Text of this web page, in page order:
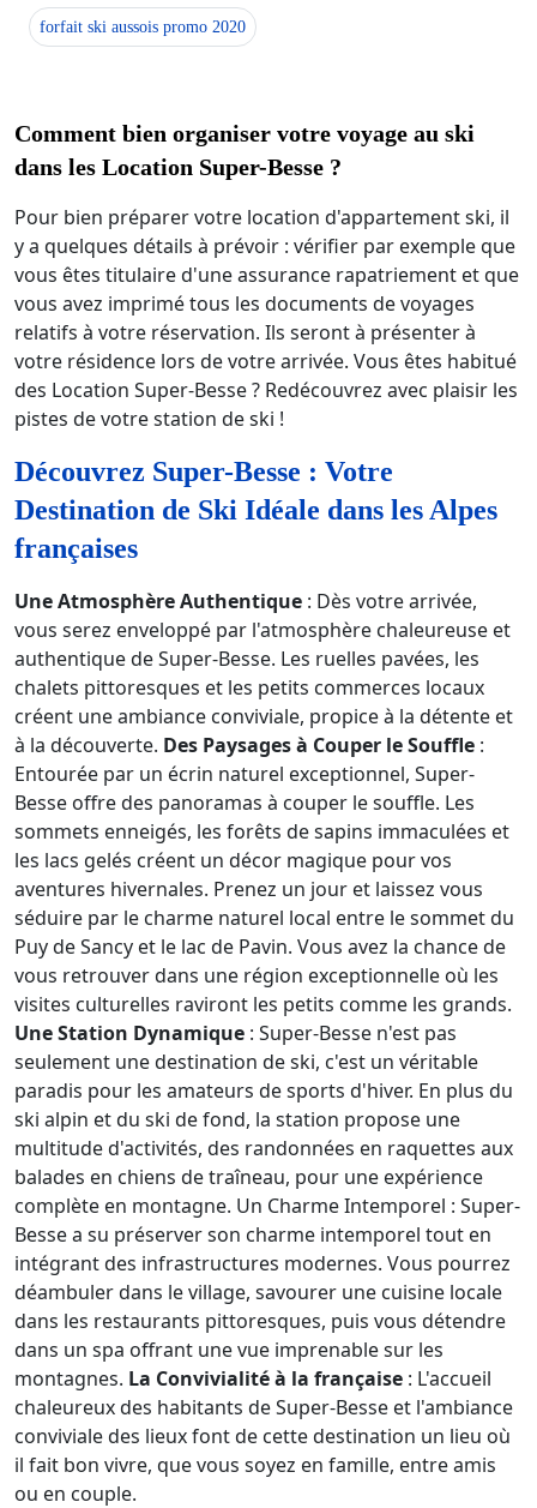
forfait ski aussois promo 2020
Comment bien organiser votre voyage au ski
dans les Location Super-Besse ?
Pour bien préparer votre location d'appartement ski, il
y a quelques détails à prévoir : vérifier par exemple que
vous êtes titulaire d'une assurance rapatriement et que
vous avez imprimé tous les documents de voyages
relatifs à votre réservation. Ils seront à présenter à
votre résidence lors de votre arrivée. Vous êtes habitué
des Location Super-Besse ? Redécouvrez avec plaisir les
pistes de votre station de ski !
Découvrez Super-Besse : Votre
Destination de Ski Idéale dans les Alpes
françaises
Une Atmosphère Authentique : Dès votre arrivée,
vous serez enveloppé par l'atmosphère chaleureuse et
authentique de Super-Besse. Les ruelles pavées, les
chalets pittoresques et les petits commerces locaux
créent une ambiance conviviale, propice à la détente et
à la découverte. Des Paysages à Couper le Souffle :
Entourée par un écrin naturel exceptionnel, Super-
Besse offre des panoramas à couper le souffle. Les
sommets enneigés, les forêts de sapins immaculées et
les lacs gelés créent un décor magique pour vos
aventures hivernales. Prenez un jour et laissez vous
séduire par le charme naturel local entre le sommet du
Puy de Sancy et le lac de Pavin. Vous avez la chance de
vous retrouver dans une région exceptionnelle où les
visites culturelles raviront les petits comme les grands.
Une Station Dynamique : Super-Besse n'est pas
seulement une destination de ski, c'est un véritable
paradis pour les amateurs de sports d'hiver. En plus du
ski alpin et du ski de fond, la station propose une
multitude d'activités, des randonnées en raquettes aux
balades en chiens de traîneau, pour une expérience
complète en montagne. Un Charme Intemporel : Super-
Besse a su préserver son charme intemporel tout en
intégrant des infrastructures modernes. Vous pourrez
déambuler dans le village, savourer une cuisine locale
dans les restaurants pittoresques, puis vous détendre
dans un spa offrant une vue imprenable sur les
montagnes. La Convivialité à la française : L'accueil
chaleureux des habitants de Super-Besse et l'ambiance
conviviale des lieux font de cette destination un lieu où
il fait bon vivre, que vous soyez en famille, entre amis
ou en couple.